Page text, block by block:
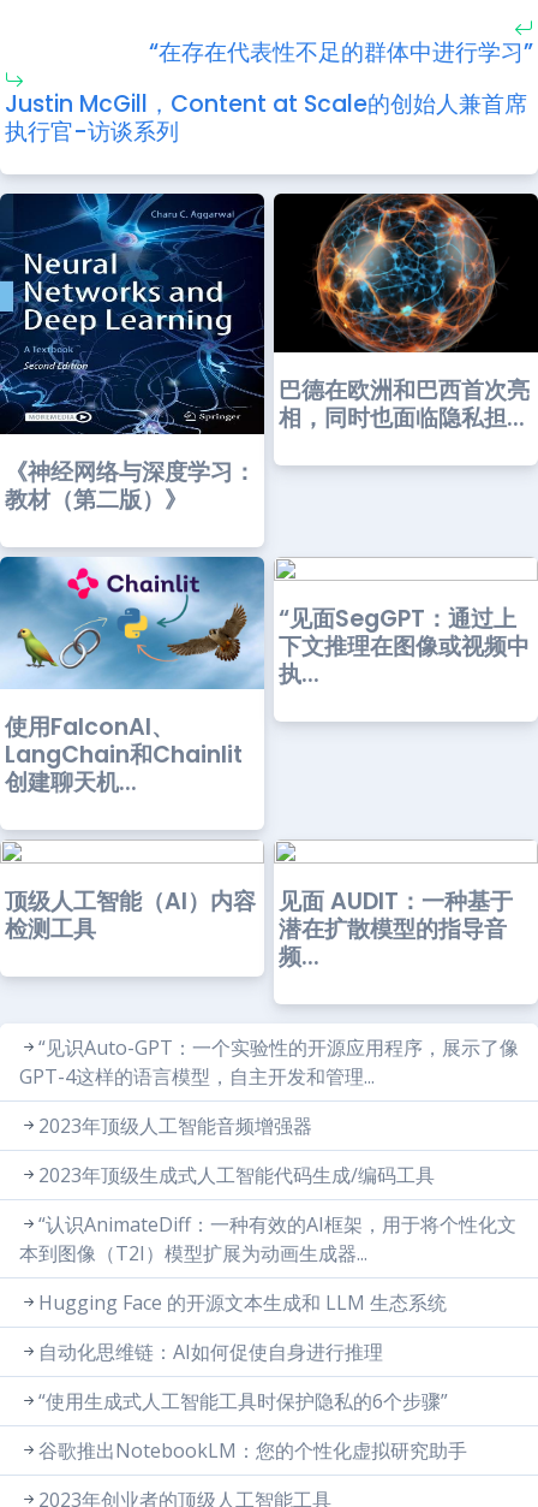
“在存在代表性不足的群体中进行学习”
Justin McGill，Content at Scale的创始人兼首席
执行官-访谈系列
《神经网络与深度学习：
教材（第二版）》
巴德在欧洲和巴西首次亮
相，同时也面临隐私担...
使用FalconAI、
LangChain和Chainlit
创建聊天机...
“见面SegGPT：通过上
下文推理在图像或视频中
执...
顶级人工智能（AI）内容
检测工具
见面 AUDIT：一种基于
潜在扩散模型的指导音
频...
“见识Auto-GPT：一个实验性的开源应用程序，展示了像
GPT-4这样的语言模型，自主开发和管理...
2023年顶级人工智能音频增强器
2023年顶级生成式人工智能代码生成/编码工具
“认识AnimateDiff：一种有效的AI框架，用于将个性化文
本到图像（T2I）模型扩展为动画生成器...
Hugging Face 的开源文本生成和 LLM 生态系统
自动化思维链：AI如何促使自身进行推理
“使用生成式人工智能工具时保护隐私的6个步骤”
谷歌推出NotebookLM：您的个性化虚拟研究助手
2023年创业者的顶级人工智能工具